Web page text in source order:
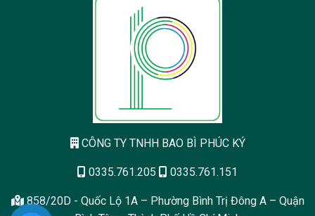
CÔNG TY TNHH BAO BÌ PHÚC KÝ
0335.761.205 0335.761.151
858/20D - Quốc Lộ 1A – Phường Bình Trị Đông A – Quận